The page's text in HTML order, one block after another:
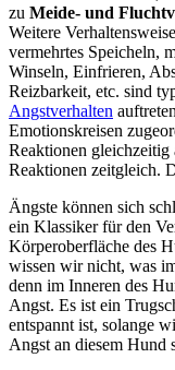
zu Meide- und
Weitere
vermehrtes Speicheln,
Winseln, Einfrieren,
Reizbarkeit, etc. sind
Angstverhalten
Emotionskreisen
Reaktionen
Reaktionen zeitgleich.
Ängste können sich
ein Klassiker für den
Körperoberfläche des
wissen wir nicht, was
denn im Inneren des
Angst. Es ist ein
entspannt ist, solange
Angst an diesem Hund